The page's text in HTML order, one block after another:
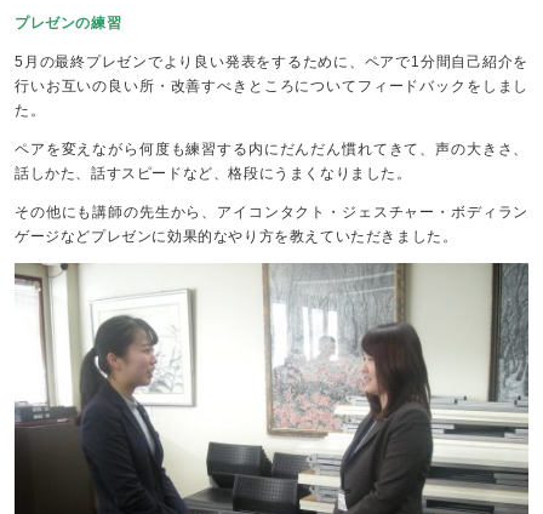
プレゼンの練習
5月の最終プレゼンでより良い発表をするために、ペアで1分間自己紹介を
行いお互いの良い所・改善すべきところについてフィードバックをしまし
た。
ペアを変えながら何度も練習する内にだんだん慣れてきて、声の大きさ、
話しかた、話すスピードなど、格段にうまくなりました。
その他にも講師の先生から、アイコンタクト・ジェスチャー・ボディラン
ゲージなどプレゼンに効果的なやり方を教えていただきました。